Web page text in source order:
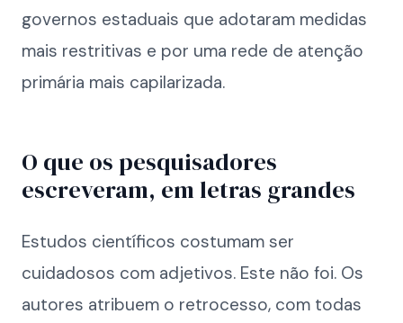
governos estaduais que adotaram medidas
mais restritivas e por uma rede de atenção
primária mais capilarizada.
O que os pesquisadores
escreveram, em letras grandes
Estudos científicos costumam ser
cuidadosos com adjetivos. Este não foi. Os
autores atribuem o retrocesso, com todas